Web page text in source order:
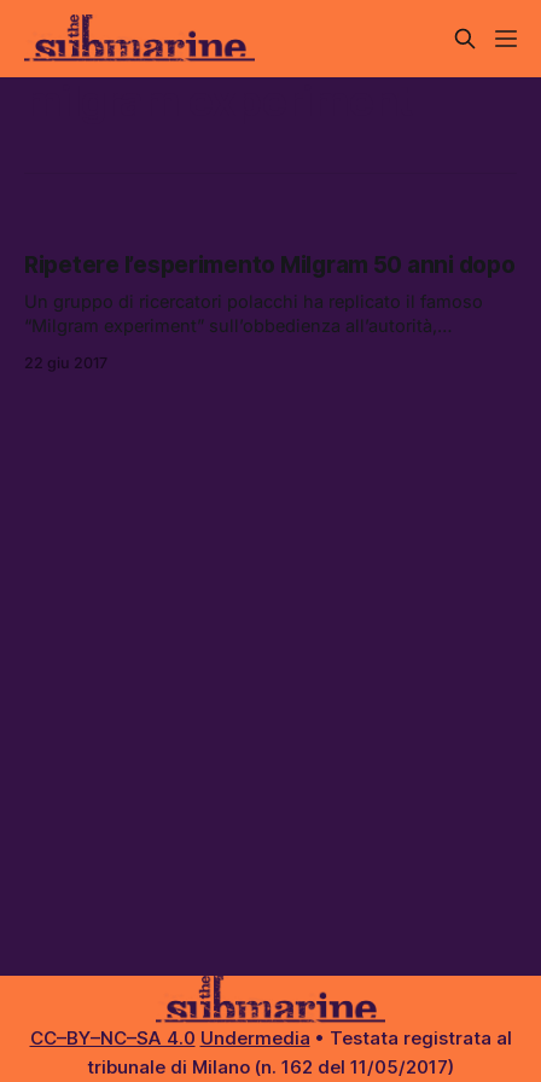
Ripetere l’esperimento Milgram 50 anni dopo
Un gruppo di ricercatori polacchi ha replicato il famoso
“Milgram experiment” sull’obbedienza all’autorità,
22 giu 2017
CC–BY–NC–SA 4.0 Undermedia • Testata registrata al
tribunale di Milano (n. 162 del 11/05/2017)